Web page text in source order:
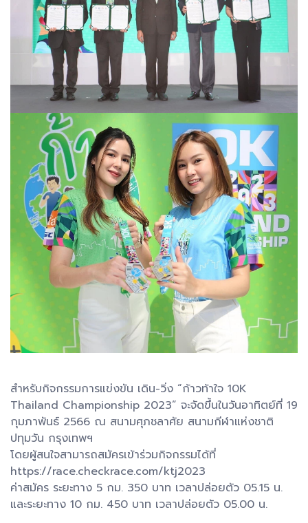
สำหรับกิจกรรมการแข่งขัน เดิน-วิ่ง “ก้าวท้าใจ 10K
Thailand Championship 2023” จะจัดขึ้นในวันอาทิตย์ที่ 19
กุมภาพันธ์ 2566 ณ สนามศุภชลาศัย สนามกีฬาแห่งชาติ
ปทุมวัน กรุงเทพฯ
โดยผู้สนใจสามารถสมัครเข้าร่วมกิจกรรมได้ที่
https://race.checkrace.com/ktj2023
ค่าสมัคร ระยะทาง 5 กม. 350 บาท เวลาปล่อยตัว 05.15 น.
และระยะทาง 10 กม. 450 บาท เวลาปล่อยตัว 05.00 น.